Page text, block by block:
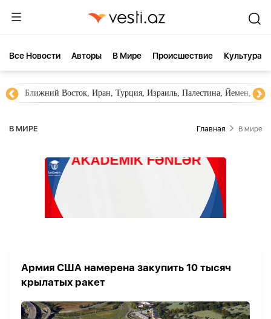
Все Новости Aвторы В Мире Происшествие Культура
Ближний Восток, Иран, Турция, Израиль, Палестина, Йемен,
В МИРЕ Главная В мире
Армия США намерена закупить 10 тысяч
крылатых ракет